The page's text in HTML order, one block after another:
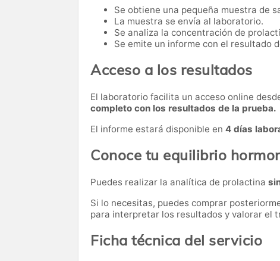
Se obtiene una pequeña muestra de
La muestra se envía al laboratorio.
Se analiza la concentración de
Se emite un informe con el resultado
Acceso a los resultados
El laboratorio facilita un acceso online
completo con los resultados de la prueba.
El informe estará disponible en 4 días
Conoce tu equilibrio
Puedes realizar la analítica de prolactina
Si lo necesitas, puedes comprar
para interpretar los resultados y valorar el
Ficha técnica del servicio